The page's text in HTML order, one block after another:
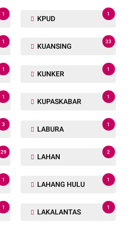
1
KPUD
1
1
KUANSING
33
1
KUNKER
1
1
KUPASKABAR
1
3
LABURA
1
29
LAHAN
2
1
LAHANG HULU
1
1
LAKALANTAS
1